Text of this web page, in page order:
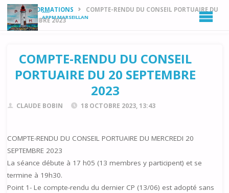
APPM MARSEILLAN
HOMEINFORMATIONS
COMPTE-RENDU DU CONSEIL PORTUAIRE DU
20 SEPTEMBRE 2023
COMPTE-RENDU DU CONSEIL
PORTUAIRE DU 20 SEPTEMBRE
2023
CLAUDE BOBIN 18 OCTOBRE 2023, 13:43
COMPTE-RENDU DU CONSEIL PORTUAIRE DU MERCREDI 20
SEPTEMBRE 2023
La séance débute à 17 h05 (13 membres y participent) et se
termine à 19h30.
Point 1- Le compte-rendu du dernier CP (13/06) est adopté sans